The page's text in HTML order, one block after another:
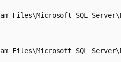
Files\Microsoft SQL
Files\Microsoft SQL